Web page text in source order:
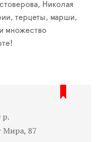
Николая
терцеты, марши,
множество
р.
Мира, 87